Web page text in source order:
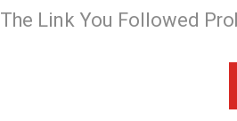
The Link You Followed